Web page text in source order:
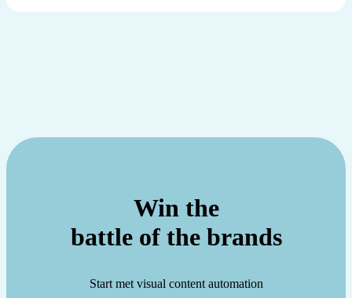
Win the
battle of the brands
Start met visual content automation